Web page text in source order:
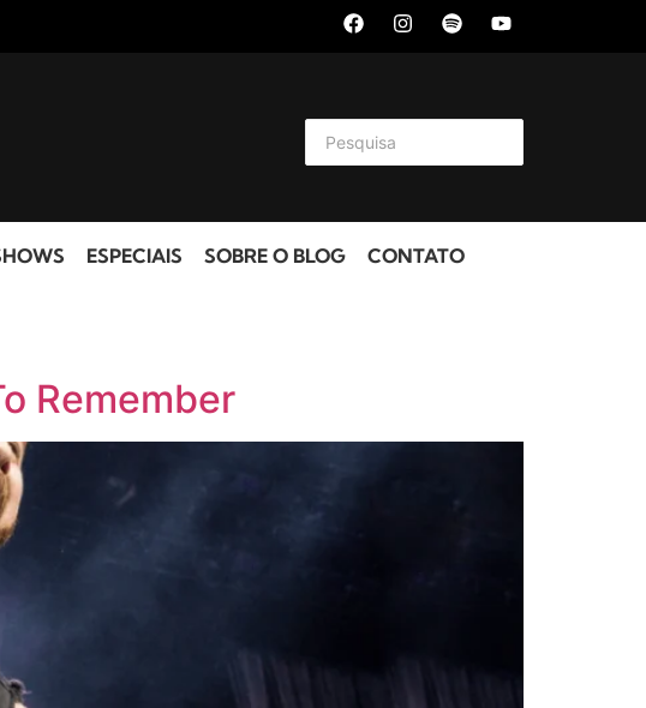
ESPECIAIS SOBRE O BLOG CONTATO
Remember